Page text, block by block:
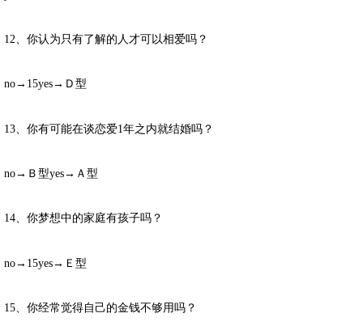
12、你认为只有了解的人才可以相爱吗？
no→15yes→Ｄ型
13、你有可能在谈恋爱1年之内就结婚吗？
no→Ｂ型yes→Ａ型
14、你梦想中的家庭有孩子吗？
no→15yes→Ｅ型
15、你经常觉得自己的金钱不够用吗？